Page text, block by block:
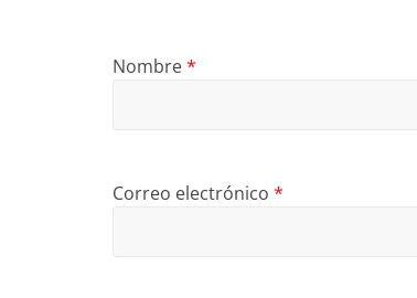
Nombre*
Correo electrónico *